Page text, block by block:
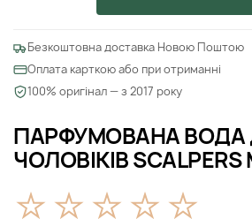
ПАРФУМОВАНА ВОДА
ЧОЛОВІКІВ SCALPERS
Безкоштовна доставка Новою Поштою
Оплата карткою або при отриманні
100% оригінал — з 2017 року